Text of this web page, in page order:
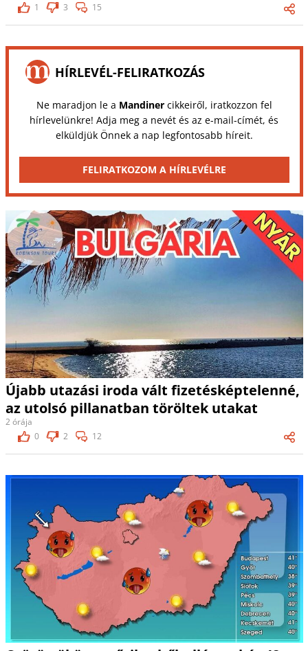
1
3 15
HÍRLEVÉL-FELIRATKOZÁS
Ne maradjon le a Mandinercikkeiről, iratkozzon fel
hírlevelünkre! Adja meg a nevét és az e-mail-címét, és
elküldjük Önnek a nap legfontosabb híreit.
FELIRATKOZOM A HÍRLEVÉLRE
Újabb utazási iroda vált fizetésképtelenné,
az utolsó pillanatban töröltek utakat
2 órája
0
2 12